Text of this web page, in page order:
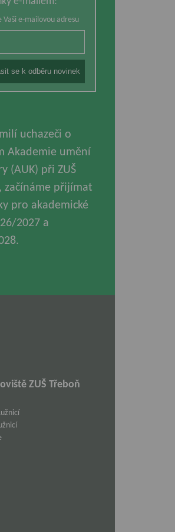
Vaši e-mailovou adresu
uchazeči o
Akademie umění
(AUK) při ZUŠ
začínáme přijímat
pro akademické
2027 a
ZUŠ Třeboň